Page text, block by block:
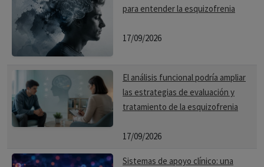
para entender la esquizofrenia
17/09/2026
El análisis funcional podría ampliar
las estrategias de evaluación y
tratamiento de la esquizofrenia
17/09/2026
Sistemas de apoyo clínico: una